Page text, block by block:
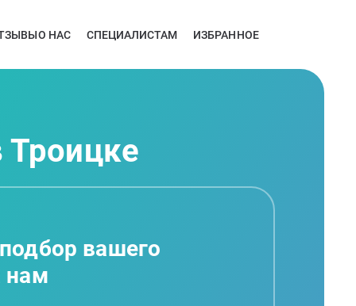
О НАС СПЕЦИАЛИСТАМ ИЗБРАННОЕ
Троицке
вашего
нам